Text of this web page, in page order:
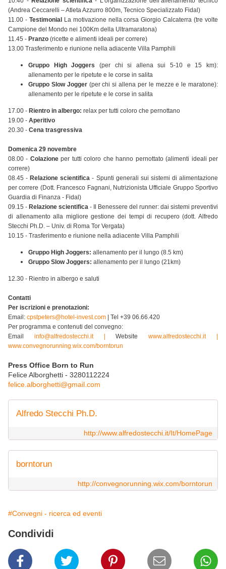
(Andrea Ceccarelli – Atleta Azzurro 800m, Tecnico Specializzato Fidal)
11.00 - Testimonial
La motivazione nella corsa Giorgio Calcaterra (tre volte
Campione del Mondo nei 100Km della Ultramaratona)
11.45 - Pranzo (ricette e alimenti ideali per correre)
13.00 Trasferimento e riunione nella adiacente Villa Pamphili
Gruppo High Joggers (per chi si allena sui 5-10 e 15 km):
allenamento per le ripetute e le corse in salita
Gruppo Slow Jogger (per chi si allena per le mezze e le maratone):
allenamento per le ripetute e le corse in salita
17.00 - Rientro in albergo: relax per tutti coloro che pernottano
19.00 - Aperitivo
20.30 - Cena trasgressiva
Domenica 29 novembre
08.00 - Colazioneper tutti coloro che hanno pernottato (alimenti ideali per
correre)
08.45 - Relazione scientifica- Spunti generali sui sistemi di alimentazione
per correre (Dott. Francesco Fagnani, Nutrizionista Ufficiale Gruppo Sportivo
Guardia di Finanza - Fidal)
09.15 - Relazione scientifica - Il Benessere del runner: dai sistemi preventivi
di allenamento alla migliore gestione dei tempi di recupero (dott. Alfredo
Stecchi Ph.D. – Univ. di Roma Tor Vergata)
10.15 - Trasferimento e riunione nella adiacente Villa Pamphili
Gruppo High Joggers: allenamento per il lungo (8.5 km)
Gruppo Slow Joggers: allenamento per il lungo (21km)
12.30 - Rientro in albergo e saluti
Contatti
Per iscrizioni e prenotazioni:
Email: cpstpeters@hotel-invest.com
| Tel +39 06.66.420
Per programma e contenuti del convegno:
Email info@alfredostecchi.it | Websitewww.alfredostecchi.it |
www.convegnorunning.wix.com/borntorun
Press Office Born to Run
Felice Alborghetti - 3280112224
felice.alborghetti@gmail.com
Alfredo Stecchi Ph.D.
http://www.alfredostecchi.it/It/HomePage
borntorun
http://convegnorunning.wix.com/borntorun
#Convegni - ricerca ed eventi
Condividi